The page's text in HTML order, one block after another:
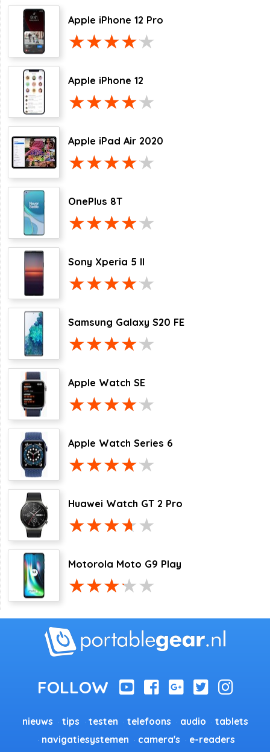
Apple iPhone 12 Pro
Apple iPhone 12
Apple iPad Air 2020
OnePlus 8T
Sony Xperia 5 II
Samsung Galaxy S20 FE
Apple Watch SE
Apple Watch Series 6
Huawei Watch GT 2 Pro
Motorola Moto G9 Play
nieuws tips testen telefoons audio
tablets
navigatiesystemen
camera's e-readers